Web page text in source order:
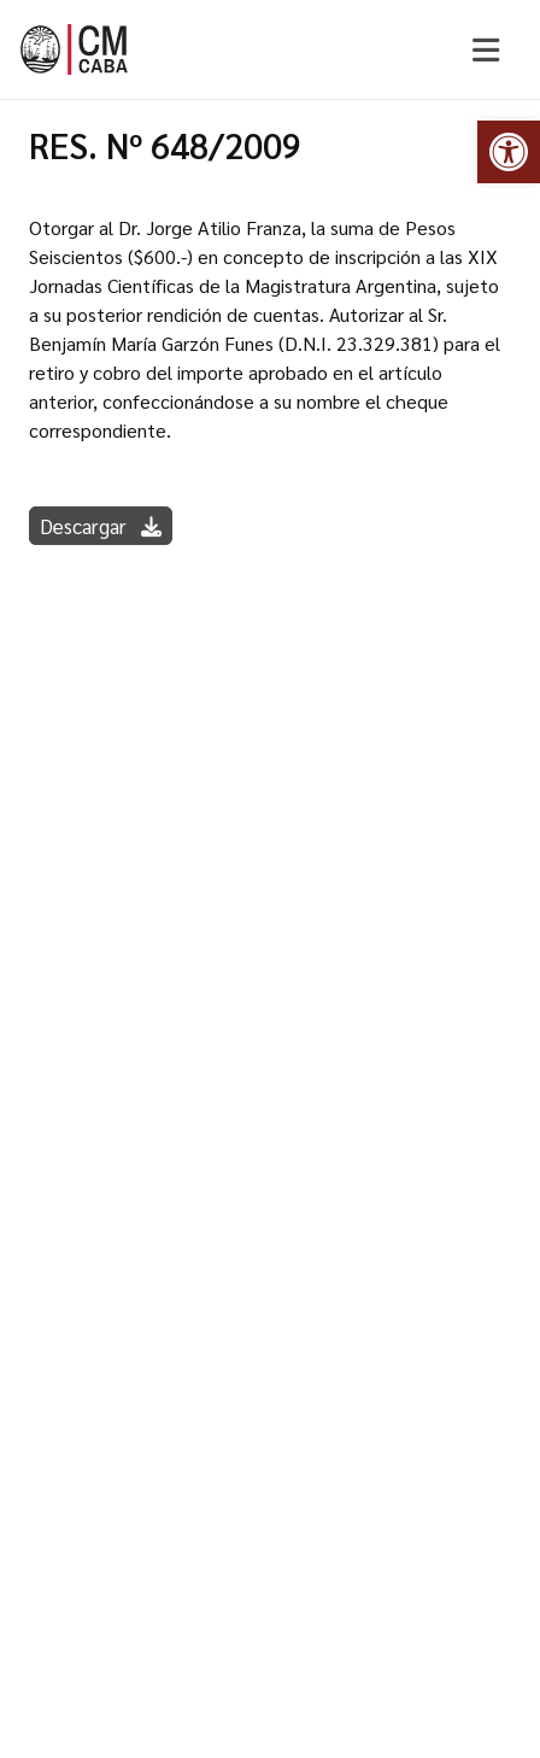
RES. Nº 648/2009
Otorgar al Dr. Jorge Atilio Franza, la suma de Pesos
Seiscientos ($600.-) en concepto de inscripción a las XIX
Jornadas Científicas de la Magistratura Argentina, sujeto
a su posterior rendición de cuentas. Autorizar al Sr.
Benjamín María Garzón Funes (D.N.I. 23.329.381) para el
retiro y cobro del importe aprobado en el artículo
anterior, confeccionándose a su nombre el cheque
correspondiente.
Descargar